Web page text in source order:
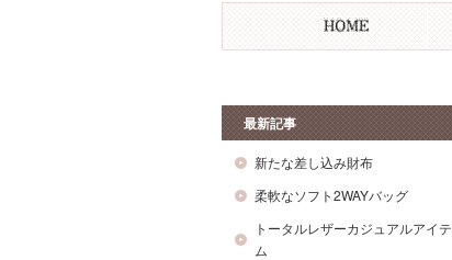
最新記事
新たな差し込み財布
柔軟なソフト2WAYバッグ
トータルレザーカジュアルアイテ
ム